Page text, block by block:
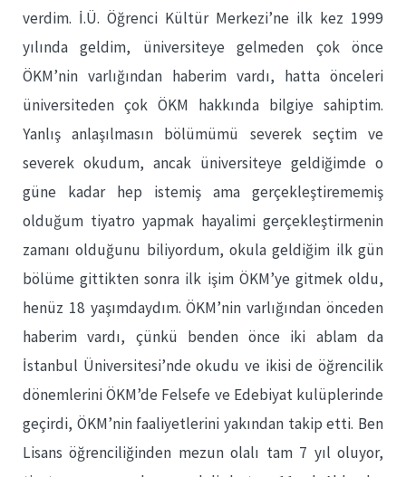
verdim. İ.Ü. Öğrenci Kültür Merkezi’ne ilk kez 1999
yılında geldim, üniversiteye gelmeden çok önce
ÖKM’nin varlığından haberim vardı, hatta önceleri
üniversiteden çok ÖKM hakkında bilgiye sahiptim.
Yanlış anlaşılmasın bölümümü severek seçtim ve
severek okudum, ancak üniversiteye geldiğimde o
güne kadar hep istemiş ama gerçekleştirememiş
olduğum tiyatro yapmak hayalimi gerçekleştirmenin
zamanı olduğunu biliyordum, okula geldiğim ilk gün
bölüme gittikten sonra ilk işim ÖKM’ye gitmek oldu,
henüz 18 yaşımdaydım. ÖKM’nin varlığından önceden
haberim vardı, çünkü benden önce iki ablam da
İstanbul Üniversitesi’nde okudu ve ikisi de öğrencilik
dönemlerini ÖKM’de Felsefe ve Edebiyat kulüplerinde
geçirdi, ÖKM’nin faaliyetlerini yakından takip etti. Ben
Lisans öğrenciliğinden mezun olalı tam 7 yıl oluyor,